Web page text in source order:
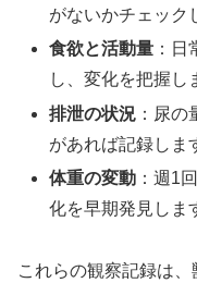
がないかチェック
食欲と活動量 ：
し、変化を把握し
排泄の状況 ：尿
があれば記録しま
体重の変動 ：週1
化を早期発見しま
これらの観察記録は